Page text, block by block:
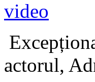
actorul,